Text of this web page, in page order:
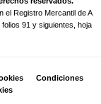
el Registro Mercantil de A
91 y siguientes, hoja
Condiciones